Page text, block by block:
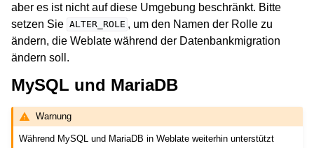
aber es ist nicht auf diese Umgebung beschränkt. Bitte
setzen Sie ALTER_ROLE , um den Namen der Rolle zu
ändern, die Weblate während der Datenbankmigration
ändern soll.
MySQL und MariaDB
Warnung
Während MySQL und MariaDB in Weblate weiterhin unterstützt